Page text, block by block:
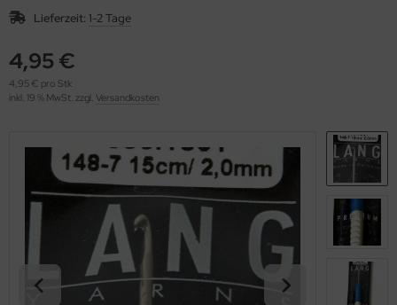
Lieferzeit: 1-2 Tage
4,95 €
4,95 € pro Stk
inkl. 19 % MwSt. zzgl. Versandkosten
(276)